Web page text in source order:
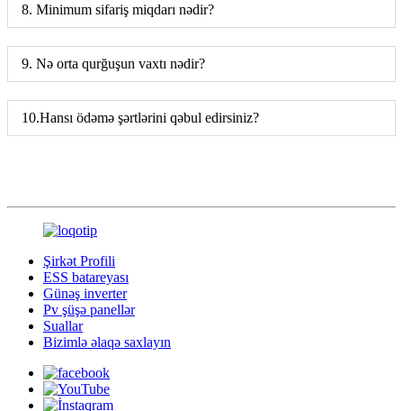
8. Minimum sifariş miqdarı nədir?
9. Nə orta qurğuşun vaxtı nədir?
10.Hansı ödəmə şərtlərini qəbul edirsiniz?
Şirkət Profili
ESS batareyası
Günəş inverter
Pv şüşə panellər
Suallar
Bizimlə əlaqə saxlayın